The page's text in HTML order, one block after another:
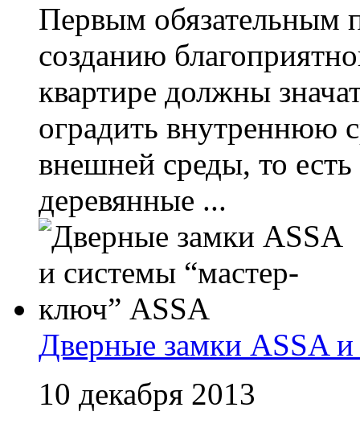
Первым обязательным
созданию
квартире должны
оградить внутреннюю
внешней среды, то
деревянные ...
Дверные замки ASSA
10 декабря 2013